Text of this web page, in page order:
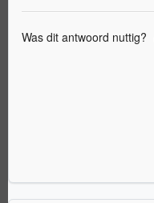
Was dit antwoord nuttig?